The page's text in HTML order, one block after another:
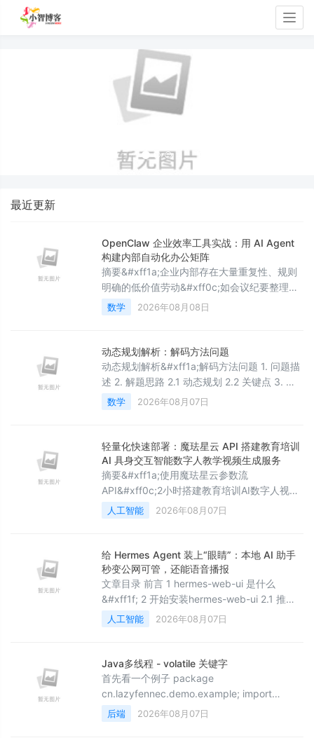
最近更新
OpenClaw 企业效率工具实战：用 AI Agent
构建内部自动化办公矩阵
摘要&#xff1a;企业内部存在大量重复性、规则
明确的低价值劳动&#xff0c;如会议纪要整理、
周报撰写、知识库查询和审批流转。本文以
OpenClaw AI Agent 平台为核心&#xff0c;系统
文章覆盖会议纪要、周报汇总、知识库 RAG、
审批自动化、数据看板五大核心场景&#xff0c;
每个场景均给出架构设计、精简代码实现和落
地踩坑经验
数学 2026年08月08日
动态规划解析：解码方法问题
动态规划解析&#xff1a;解码方法问题 1. 问题描
述 2. 解题思路 2.1 动态规划 2.2 关键点 3. 代
码实现 4. 代码解析 4.1 初始化检查 4.2 DP数
组初始化 4.3 状态转移 5. 复杂度分析 6. 测试
&#x1f33a;The Begin&#x1f33a;点点关注
&#xff0c;收藏不迷路&#x1f
数学 2026年08月07日
轻量化快速部署：魔珐星云 API 搭建教育培训
AI 具身交互智能数字人教学视频生成服务
摘要&#xff1a;使用魔珐星云参数流
API&#xff0c;2小时搭建教育培训AI数字人视频
生成平台。该平台支持纯文本输入&#xff0c;自
动转换SSML&#xff0c;约500ms响应
本、可规模化。作为具身交互智能的重要应用
场景&#xff0c;Digital human video generation
technology provide
人工智能 2026年08月07日
给 Hermes Agent 装上“眼睛”：本地 AI 助手
秒变公网可管，还能语音播报
文章目录 前言 1 hermes-web-ui 是什么
&#xff1f; 2 开始安装hermes-web-ui 2.1 推荐
方式&#xff1a;让 Hermes Agent 自己安装 2.2
手动方式&#xff1a;使用 npm 安装 3 简单上手
cpolar? 4.2 安装cpolar 4.3 注册及登录we
人工智能 2026年08月07日
Java多线程 - volatile 关键字
首先看一个例子 package
cn.lazyfennec.demo.example; import
java.util.concurrent.TimeUnit; /** *
@Author: Neco * @Description: * @Date:
后端 2026年08月07日